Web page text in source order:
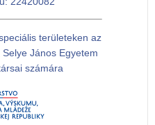
területeken az
János Egyetem
számára